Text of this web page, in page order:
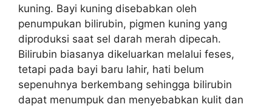
kuning. Bayi kuning disebabkan oleh
penumpukan bilirubin, pigmen kuning yang
diproduksi saat sel darah merah dipecah.
Bilirubin biasanya dikeluarkan melalui feses,
tetapi pada bayi baru lahir, hati belum
sepenuhnya berkembang sehingga bilirubin
dapat menumpuk dan menyebabkan kulit dan